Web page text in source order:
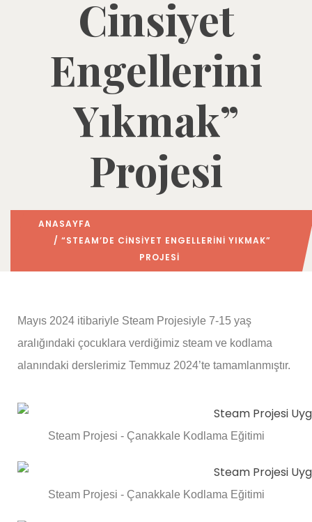
Cinsiyet
Engellerini
Yıkmak”
Projesi
ANASAYFA
/ “STEAM’DE CINSIYET ENGELLERINI YIKMAK”
PROJESI
Mayıs 2024 itibariyle Steam Projesiyle 7-15 yaş
aralığındaki çocuklara verdiğimiz steam ve kodlama
alanındaki derslerimiz Temmuz 2024’te tamamlanmıştır.
Steam Projesi - Çanakkale Kodlama Eğitimi
Steam Projesi - Çanakkale Kodlama Eğitimi